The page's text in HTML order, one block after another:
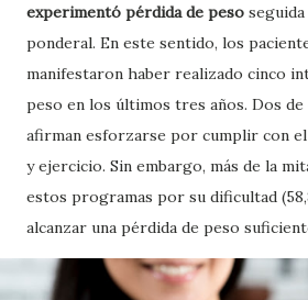
experimentó pérdida de peso
ponderal. En este sentido, los
manifestaron haber realizado cinco
peso en los últimos tres años. Dos de
afirman esforzarse por cumplir con
y ejercicio. Sin embargo, más de la
estos programas por su dificultad
alcanzar una pérdida de peso